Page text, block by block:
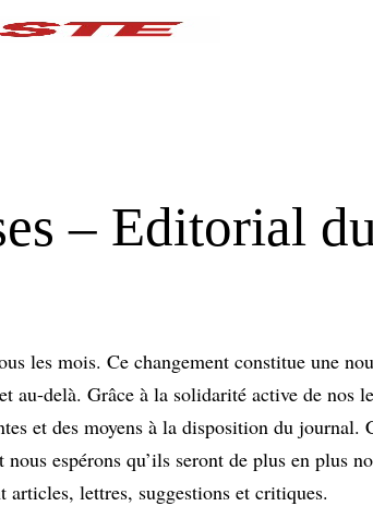
– Editorial
les mois. Ce changement constitue une
au-delà. Grâce à la solidarité active de nos
et des moyens à la disposition du
espérons qu’ils seront de plus en plus
articles, lettres, suggestions et critiques.